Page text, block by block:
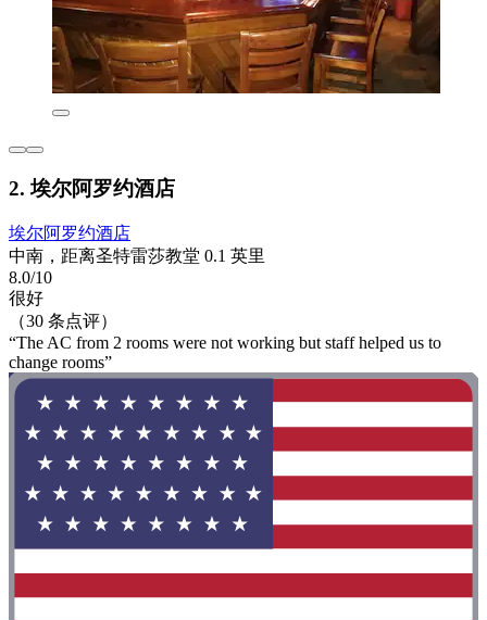
2. 埃尔阿罗约酒店
埃尔阿罗约酒店
中南，距离圣特雷莎教堂 0.1 英里
8.0/10
很好
（30 条点评）
“The AC from 2 rooms were not working but staff helped us to
change rooms”